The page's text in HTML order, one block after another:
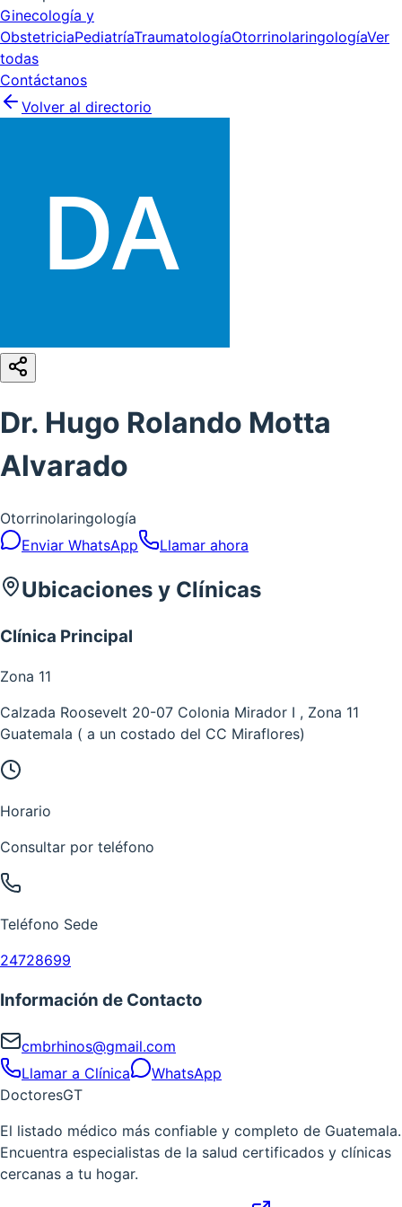
Ginecología y
ObstetriciaPediatríaTraumatologíaOtorrinolaringologíaVer
todas
Contáctanos
Volver al directorio
Dr. Hugo Rolando Motta
Alvarado
Otorrinolaringología
Enviar WhatsApp
Llamar ahora
Ubicaciones y Clínicas
Clínica Principal
Zona 11
Calzada Roosevelt 20-07 Colonia Mirador I , Zona 11
Guatemala ( a un costado del CC Miraflores)
Horario
Consultar por teléfono
Teléfono Sede
24728699
Información de Contacto
cmbrhinos@gmail.com
Llamar a Clínica
WhatsApp
DoctoresGT
El listado médico más confiable y completo de Guatemala.
Encuentra especialistas de la salud certificados y clínicas
cercanas a tu hogar.